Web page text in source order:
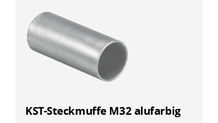
KST-Steckmuffe M32 alufarbig